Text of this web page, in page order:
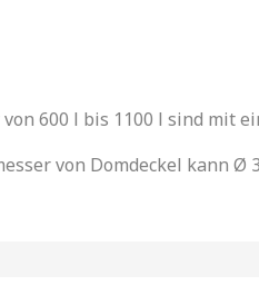
600 l bis 1100 l sind mit
von Domdeckel kann Ø